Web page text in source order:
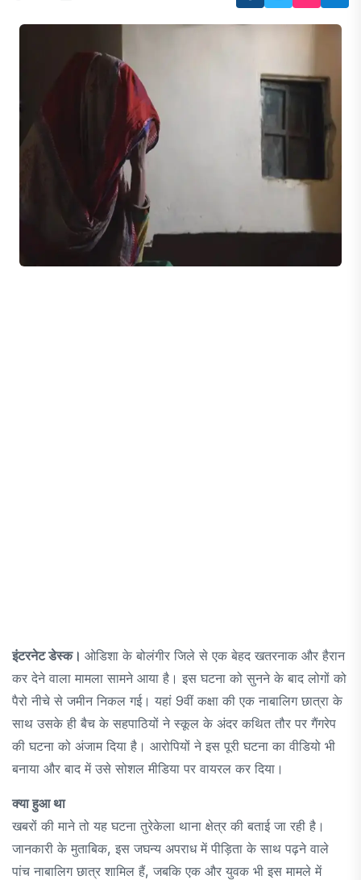
इंटरनेट डेस्क। ओडिशा के बोलंगीर जिले से एक बेहद खतरनाक और हैरान
कर देने वाला मामला सामने आया है। इस घटना को सुनने के बाद लोगों को
पैरो नीचे से जमीन निकल गई। यहां 9वीं कक्षा की एक नाबालिग छात्रा के
साथ उसके ही बैच के सहपाठियों ने स्कूल के अंदर कथित तौर पर गैंगरेप
की घटना को अंजाम दिया है। आरोपियों ने इस पूरी घटना का वीडियो भी
बनाया और बाद में उसे सोशल मीडिया पर वायरल कर दिया।
क्या हुआ था
खबरों की माने तो यह घटना तुरेकेला थाना क्षेत्र की बताई जा रही है।
जानकारी के मुताबिक, इस जघन्य अपराध में पीड़िता के साथ पढ़ने वाले
पांच नाबालिग छात्र शामिल हैं, जबकि एक और युवक भी इस मामले में